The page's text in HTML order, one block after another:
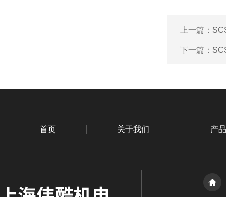
上一篇：
下一篇：
首页 关于我们 产